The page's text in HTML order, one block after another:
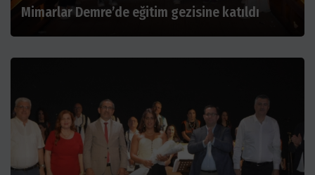
Mimarlar Demre’de eğitim gezisine katıldı